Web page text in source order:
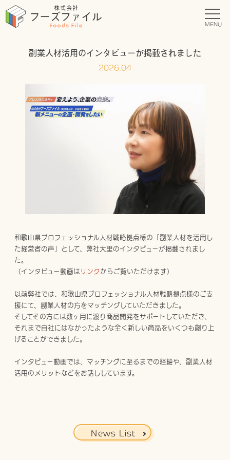
MENU
副業人材活用のインタビューが掲載されました
2026.04
和歌山県プロフェッショナル人材戦略拠点様の「副業人材を活用し
た経営者の声」として、弊社大里のインタビューが掲載されまし
た。
（インタビュー動画は リンクからご覧いただけます）
以前弊社では、和歌山県プロフェッショナル人材戦略拠点様のご支
援にて、副業人材の方をマッチングしていただきました。
そしてその方には数ヶ月に渡り商品開発をサポートしていただき、
それまで自社にはなかったような全く新しい商品をいくつも創り上
げることができました。
インタビュー動画では、マッチングに至るまでの経緯や、副業人材
活用のメリットなどをお話ししています。
News List